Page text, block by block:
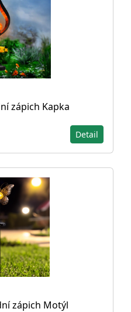
zápich Kapka
Detail
zápich Motýl